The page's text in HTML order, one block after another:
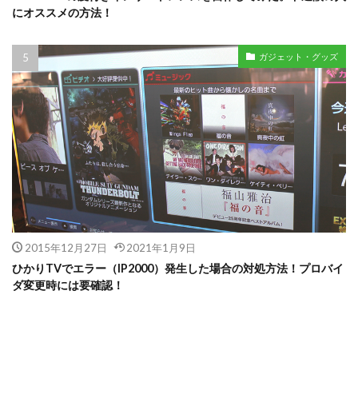
にオススメの方法！
ガジェット・グッズ
2015年12月27日 2021年1月9日
ひかりTVでエラー（IP2000）発生した場合の対処方法！プロバイ
ダ変更時には要確認！